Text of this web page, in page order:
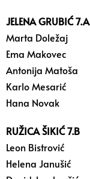
JELENA GRUBIĆ 7.A
Marta Doležaj
Ema Makovec
Antonija Matoša
Karlo Mesarić
Hana Novak
RUŽICA ŠIKIĆ 7.B
Leon Bistrović
Helena Janušić